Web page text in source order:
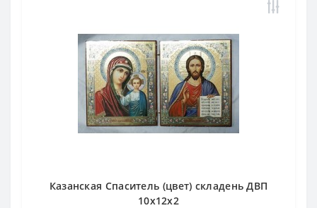
Казанская Спаситель (цвет) складень ДВП
10х12х2